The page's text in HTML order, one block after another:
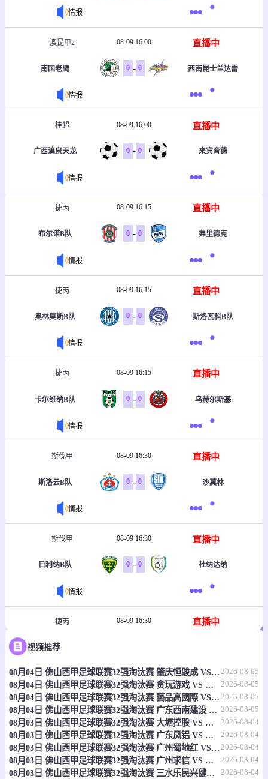
情报
澳昆甲2 08-09 16:00 直播中
南国老鹰 0 - 0 西南昆士兰达雷
情报
桂超 08-09 16:00 直播中
广西漓泉天龙 0 - 0 来宾育德
情报
捷丙 08-09 16:15 直播中
布尔诺B队 0 - 0 弗里德克
情报
捷丙 08-09 16:15 直播中
奥林莫斯B队 0 - 0 斯洛瓦科B队
情报
捷丙 08-09 16:15 直播中
卡尔维纳B队 0 - 0 乌赫尔斯基
情报
斯伐甲 08-09 16:30 直播中
斯洛云B队 0 - 0 沙莫林
情报
斯伐甲 08-09 16:30 直播中
日利纳B队 0 - 0 杜纳达纳
情报
捷丙 08-09 16:30 直播中
辛宁B队
情报
日职联 08-09 17:00 直播中
东京绿茵 0 - 0 川崎前锋
情报
视频推荐
08月04日 佛山西甲足球联赛32强淘汰赛 肇庆恒骏成 VS 三七互娱 全场录像 2026-08-05
08月04日 佛山西甲足球联赛32强淘汰赛 贪玩游戏 VS 美的薪火 全场录像 2026-08-05
08月04日 佛山西甲足球联赛32强淘汰赛 藝品高國際 VS 湛江狂狼·粵辉能源 全场录像 2026-08-05
08月04日 佛山西甲足球联赛32强淘汰赛 广东西南建设 VS 香港圣徒 全场录像 2026-08-05
08月03日 佛山西甲足球联赛32强淘汰赛 大塘控股 VS 茂名市点都得 全场录像 2026-08-04
08月03日 佛山西甲足球联赛32强淘汰赛 广东凤铝 VS 湛江八部科技 全场录像 2026-08-04
08月03日 佛山西甲足球联赛32强淘汰赛 广州蜀地红 VS 广州戴拿模 全场录像 2026-08-04
08月03日 佛山西甲足球联赛32强淘汰赛 广州求信 VS 顺德新青年 全场录像 2026-08-04
08月03日 佛山西甲足球联赛32强淘汰赛 三水乐民兴健力宝 VS 中国澳门澳科精英 全场录像 2026-08-04